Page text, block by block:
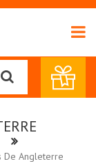
De Angleterre